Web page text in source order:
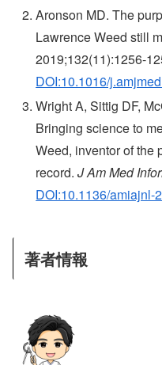
Aronson MD. The
Lawrence Weed still
2019;132(11):1256-
DOI:10.1016/
Wright A, Sittig DF,
Bringing science to
Weed, inventor of the
record.J Am Med
DOI:10.1136/amiajnl-
著者情報